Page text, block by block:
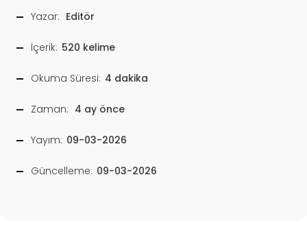
Yazar: Editör
İçerik: 520 kelime
Okuma Süresi: 4 dakika
Zaman: 4 ay önce
Yayım: 09-03-2026
Güncelleme: 09-03-2026